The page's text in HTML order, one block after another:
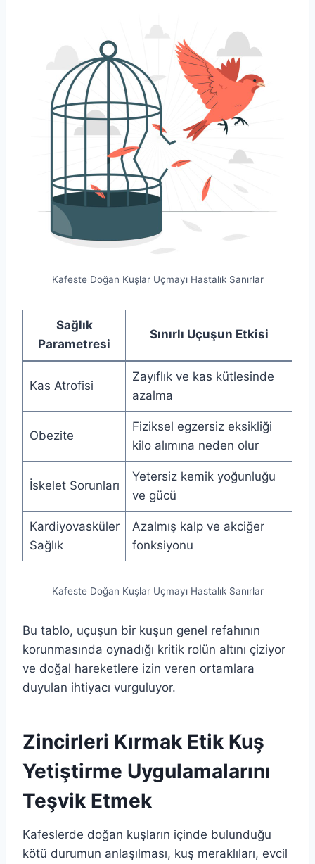
Kafeste Doğan Kuşlar Uçmayı Hastalık Sanırlar
Sağlık
Parametresi
Sınırlı Uçuşun Etkisi
Kas Atrofisi
Zayıflık ve kas kütlesinde
azalma
Obezite
Fiziksel egzersiz eksikliği
kilo alımına neden olur
İskelet Sorunları
Yetersiz kemik yoğunluğu
ve gücü
Kardiyovasküler
Sağlık
Azalmış kalp ve akciğer
fonksiyonu
Kafeste Doğan Kuşlar Uçmayı Hastalık Sanırlar
Bu tablo, uçuşun bir kuşun genel refahının
korunmasında oynadığı kritik rolün altını çiziyor
ve doğal hareketlere izin veren ortamlara
duyulan ihtiyacı vurguluyor.
Zincirleri Kırmak Etik Kuş
Yetiştirme Uygulamalarını
Teşvik Etmek
Kafeslerde doğan kuşların içinde bulunduğu
kötü durumun anlaşılması, kuş meraklıları, evcil